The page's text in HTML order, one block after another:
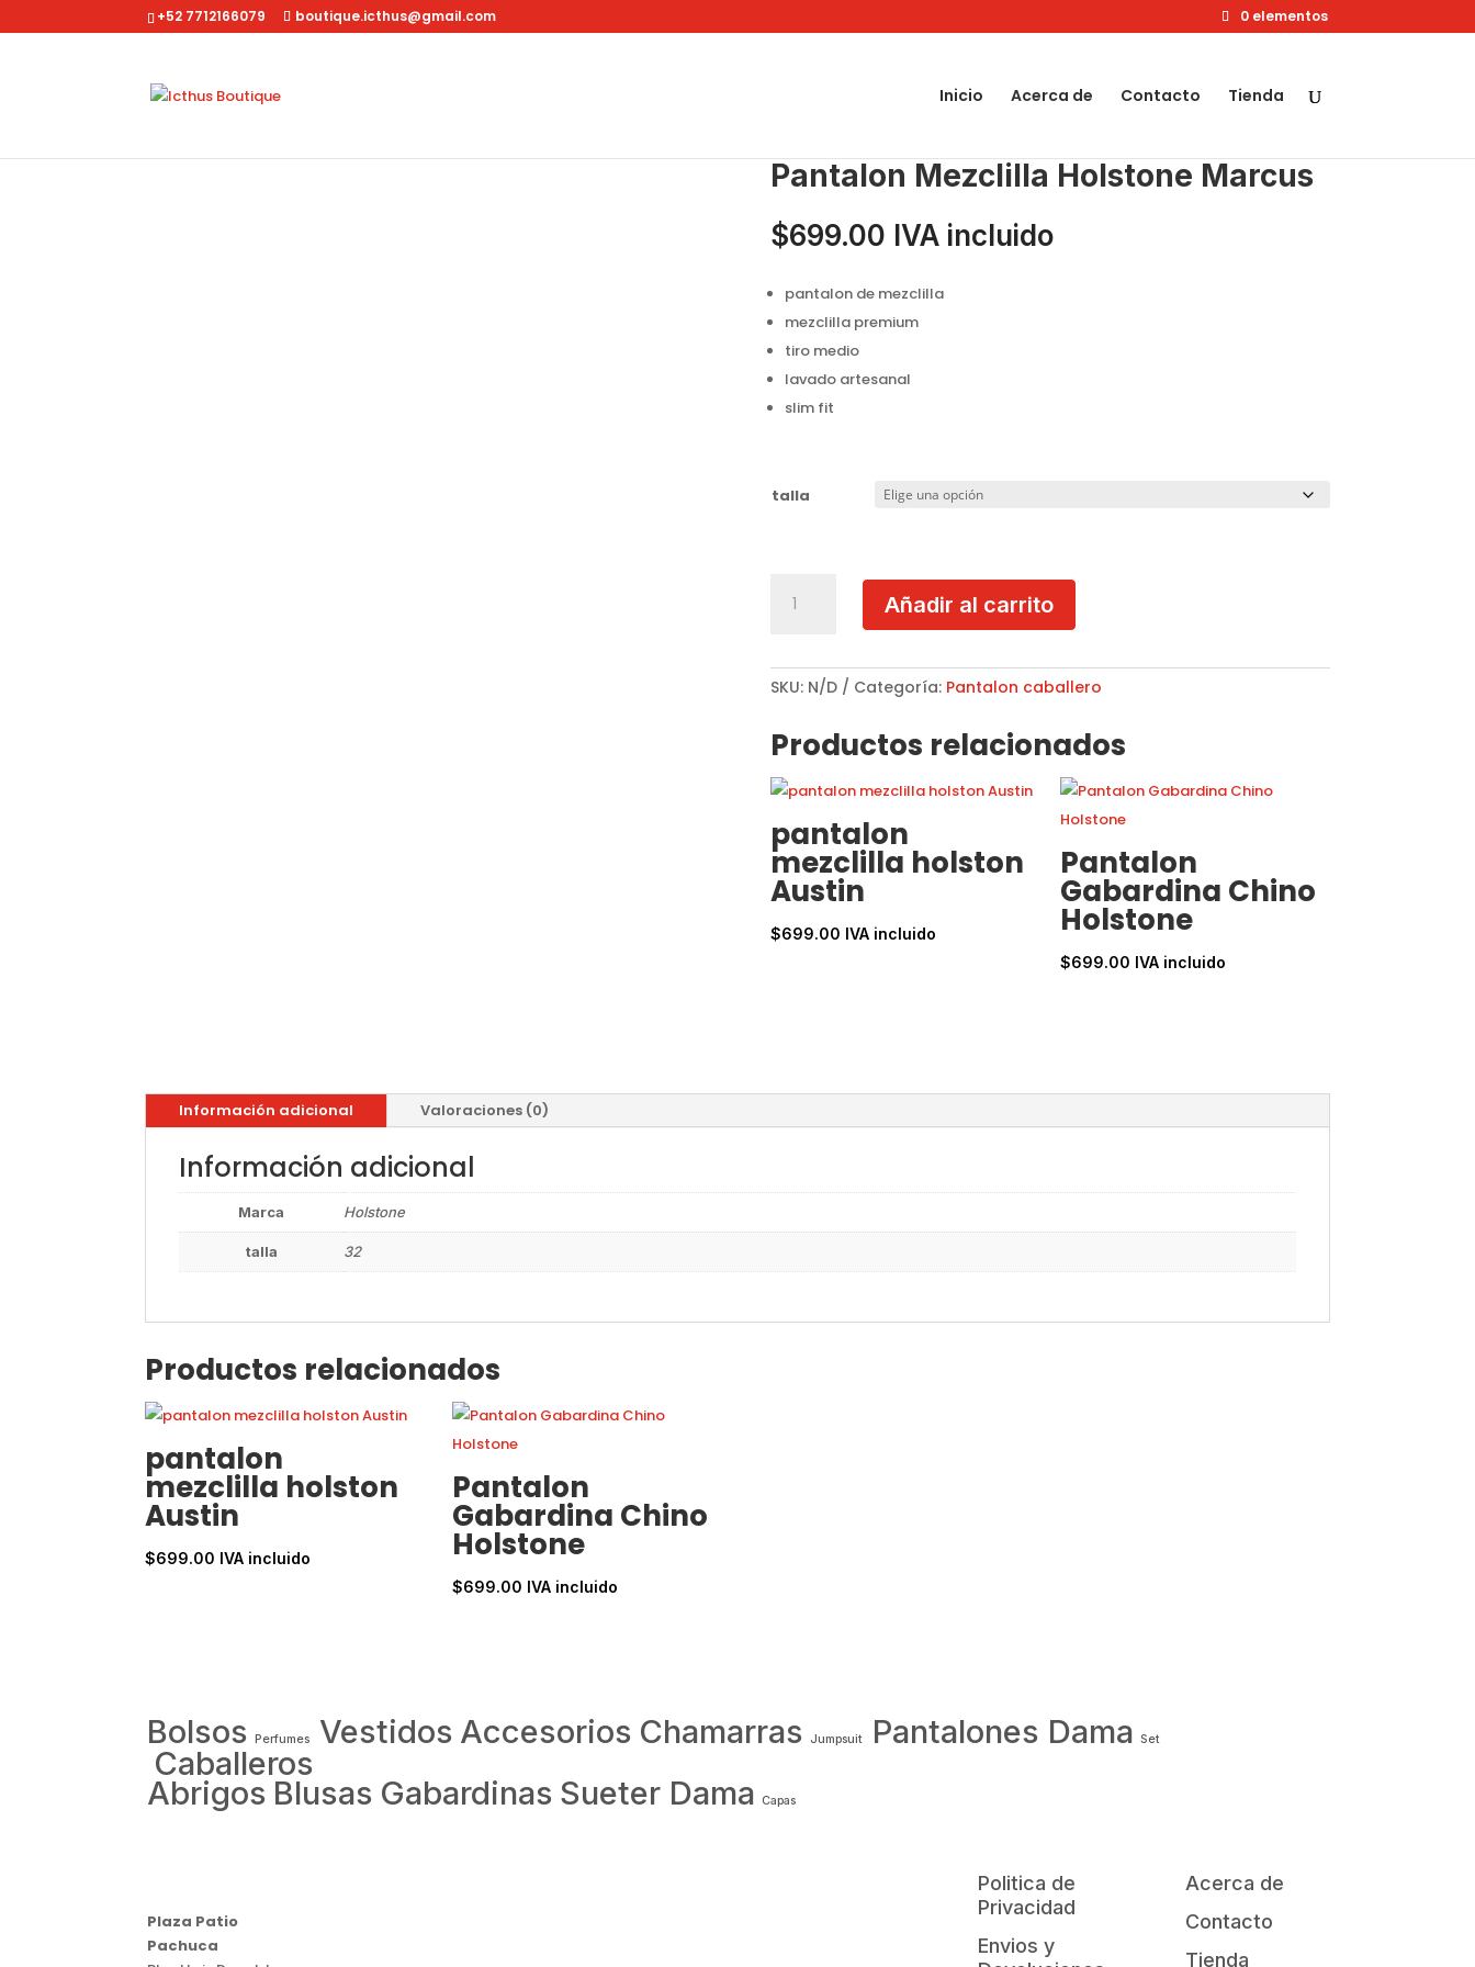
+52 7712166079 boutique.icthus@gmail.com 0 elementos
Inicio Acerca de Contacto Tienda
Pantalon Mezclilla Holstone Marcus
$699.00 IVA incluido
pantalon de mezclilla
mezclilla premium
tiro medio
lavado artesanal
slim fit
talla
Mezclilla
cantidad
Añadir al carrito
SKU: N/D Categoría: Pantalon caballero
Productos relacionados
pantalon
mezclilla holston
Austin
$699.00 IVA incluido
Pantalon
Gabardina Chino
Holstone
$699.00 IVA incluido
Información adicional Valoraciones (0)
Información adicional
Marca Holstone
talla 32
Productos relacionados
pantalon
mezclilla holston
Austin
$699.00 IVA incluido
Pantalon
Gabardina Chino
Holstone
$699.00 IVA incluido
Bolsos Perfumes Vestidos Accesorios Chamarras Jumpsuit Pantalones Dama Set
Caballeros
Abrigos Blusas Gabardinas Sueter Dama Capas
Plaza Patio
Pachuca
Politica de
Privacidad
Envios y
Acerca de
Contacto
Tienda